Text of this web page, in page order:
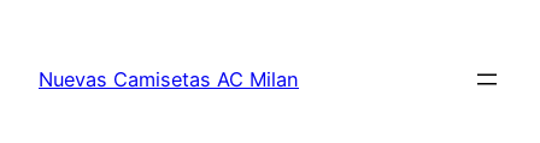
contenido
Nuevas Camisetas AC Milan